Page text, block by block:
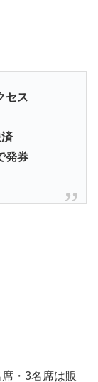
セス
発券
・3名席は販